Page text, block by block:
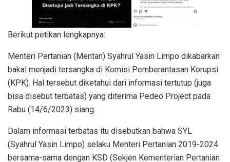
Berikut petikan lengkapnya:
Menteri Pertanian (Mentan) Syahrul Yasin Limpo dikabarkan
bakal menjadi tersangka di Komisi Pemberantasan Korupsi
(KPK). Hal tersebut diketahui dari informasi tertutup (juga
bisa disebut terbatas) yang diterima Pedeo Project pada
Rabu (14/6/2023) siang.
Dalam informasi terbatas itu disebutkan bahwa SYL
(Syahrul Yasin Limpo) selaku Menteri Pertanian 2019-2024
bersama-sama dengan KSD (Sekjen Kementerian Pertanian